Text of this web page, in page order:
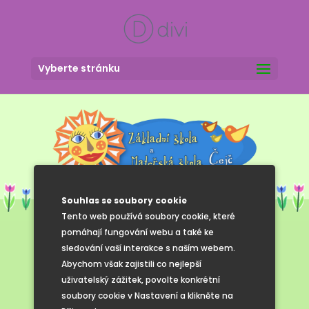
Souhlas se soubory cookie
Tento web používá soubory cookie, které
pomáhají fungování webu a také ke
sledování vaší interakce s naším webem.
Abychom však zajistili co nejlepší
uživatelský zážitek, povolte konkrétní
soubory cookie v Nastavení a klikněte na
Vyberte stránku
Listopad 2024